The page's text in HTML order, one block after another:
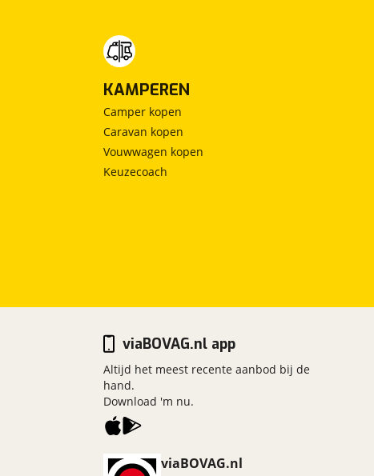
KAMPEREN
Camper kopen
Caravan kopen
Vouwwagen kopen
Keuzecoach
viaBOVAG.nl
viaBOVAG.nl app
Altijd het meest recente aanbod bij de
hand.
Download 'm nu.